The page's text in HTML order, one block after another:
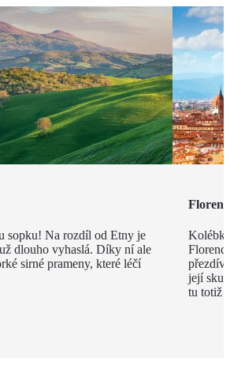
sopku! Na rozdíl od Etny je
dlouho vyhaslá. Díky ní ale
sirné prameny, které léčí
její
tu totiž